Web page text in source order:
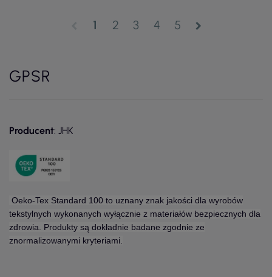
1 2 3 4 5 chevron_right
GPSR
Producent: JHK
Oeko-Tex Standard 100 to uznany znak jakości dla wyrobów
tekstylnych wykonanych wyłącznie z materiałów bezpiecznych dla
zdrowia. Produkty są dokładnie badane zgodnie ze
znormalizowanymi kryteriami.